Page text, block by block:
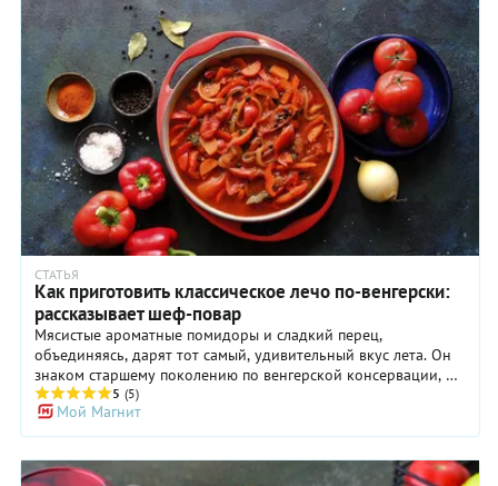
СТАТЬЯ
Как приготовить классическое лечо по-венгерски:
рассказывает шеф-повар
Мясистые ароматные помидоры и сладкий перец,
объединяясь, дарят тот самый, удивительный вкус лета. Он
знаком старшему поколению по венгерской консервации, но
и дома приготовить блюдо не так сложно, как кажется.
Открыв баночку посреди зимы, можно вернуться в жаркое
лето. О тонкостях рецепта любимого южного блюда нам
рассказал Владимир Жбанников, бренд-шеф баров
Michelada.
5 (5)
Мой Магнит